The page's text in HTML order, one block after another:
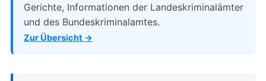
Gerichte, Informationen der Landeskriminalämter
und des Bundeskriminalamtes.
Zur Übersicht →